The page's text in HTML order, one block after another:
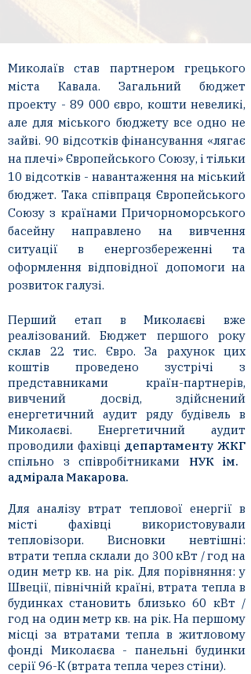
Миколаїв став партнером грецького
міста Кавала. Загальний бюджет
проекту - 89 000 євро, кошти невеликі,
але для міського бюджету все одно не
зайві. 90 відсотків фінансування «лягає
на плечі» Європейського Союзу, і тільки
10 відсотків - навантаження на міський
бюджет. Така співпраця Європейського
Союзу з країнами Причорноморського
басейну направлено на вивчення
ситуації в енергозбереженні та
оформлення відповідної допомоги на
розвиток галузі.
Перший етап в Миколаєві вже
реалізований. Бюджет першого року
склав 22 тис. Євро. За рахунок цих
коштів проведено зустрічі з
представниками країн-партнерів,
вивчений досвід, здійснений
енергетичний аудит ряду будівель в
Миколаєві. Енергетичний аудит
проводили фахівці департаменту ЖКГ
спільно з співробітниками НУК ім.
адмірала Макарова.
Для аналізу втрат теплової енергії в
місті фахівці використовували
тепловізори. Висновки невтішні:
втрати тепла склали до 300 кВт / год на
один метр кв. на рік. Для порівняння: у
Швеції, північній країні, втрата тепла в
будинках становить близько 60 кВт /
год на один метр кв. на рік. На першому
місці за втратами тепла в житловому
фонді Миколаєва - панельні будинки
серії 96-К (втрата тепла через стіни).